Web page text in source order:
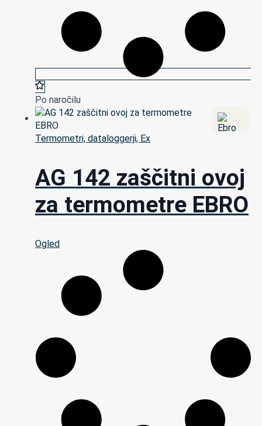
Po naročilu
Termometri, dataloggerji, Ex
AG 142 zaščitni ovoj
za termometre EBRO
Ogled